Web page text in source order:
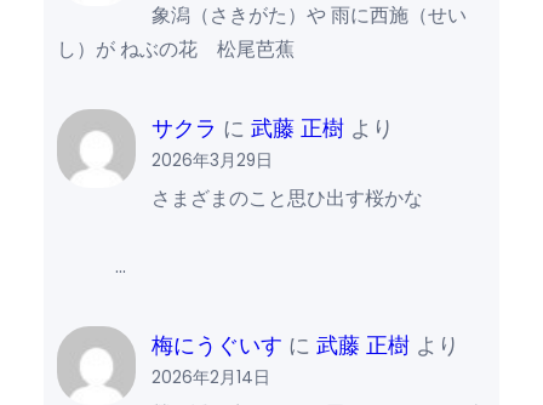
象潟（さきがた）や 雨に西施（せい
し）が ねぶの花 松尾芭蕉
サクラ に武藤 正樹 より
2026年3月29日
さまざまのこと思ひ出す桜かな
…
梅にうぐいす に武藤 正樹 より
2026年2月14日